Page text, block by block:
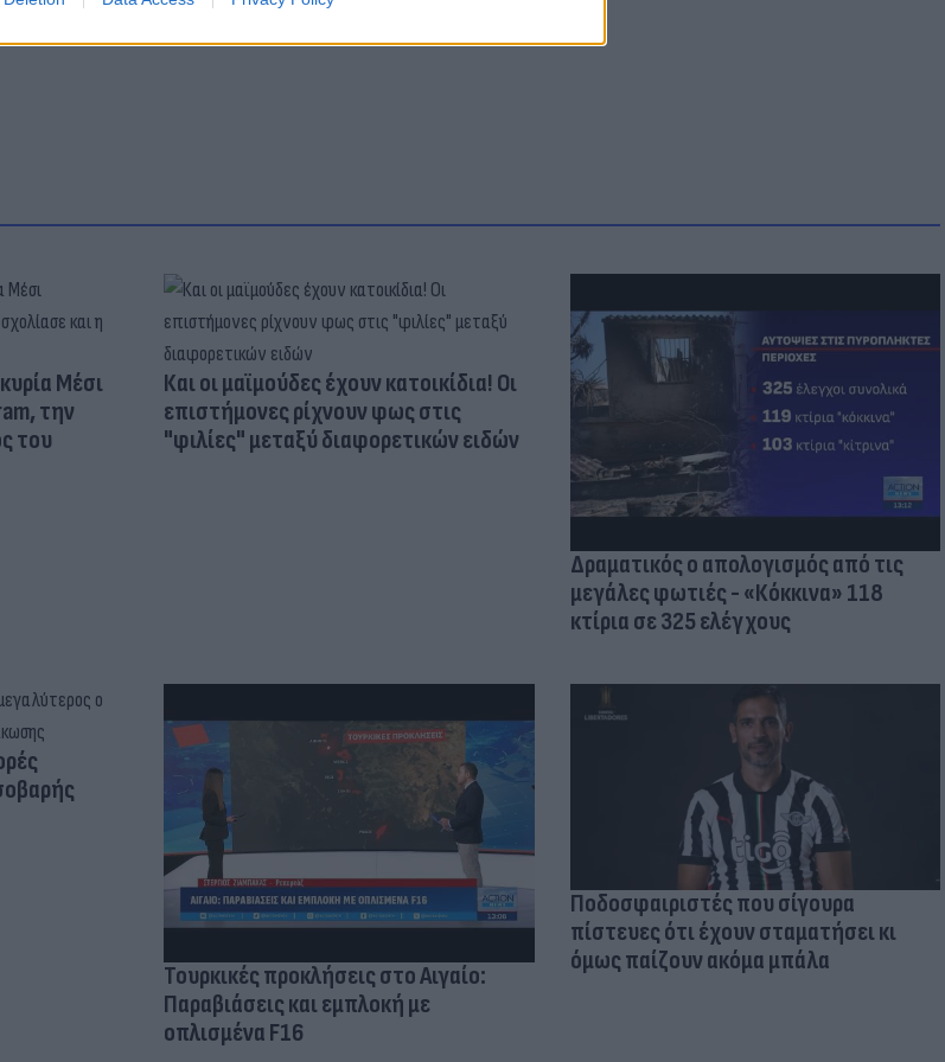
Μέσι
την
του
Και οι μαϊμούδες έχουν κατοικίδια! Οι
επιστήμονες ρίχνουν φως στις
"φιλίες" μεταξύ διαφορετικών ειδών
Δραματικός ο απολογισμός από τις
μεγάλες φωτιές - «Κόκκινα» 118
κτίρια σε 325 ελέγχους
Τουρκικές προκλήσεις στο Αιγαίο:
Παραβιάσεις και εμπλοκή με
οπλισμένα F16
Ποδοσφαιριστές που σίγουρα
πίστευες ότι έχουν σταματήσει κι
όμως παίζουν ακόμα μπάλα